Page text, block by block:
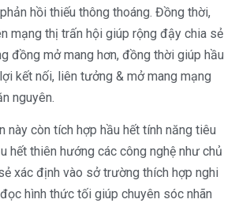
hồi thiếu thông thoáng. Đồng thời,
mạng thị trấn hội giúp rộng đậy chia sẻ
đồng mở mang hơn, đồng thời giúp hầu
kết nối, liên tưởng & mở mang mạng
nguyên.
này còn tích hợp hầu hết tính năng tiêu
hết thiên hướng các công nghệ như chủ
xác định vào sở trường thích hợp nghi
hình thức tối giúp chuyên sóc nhãn